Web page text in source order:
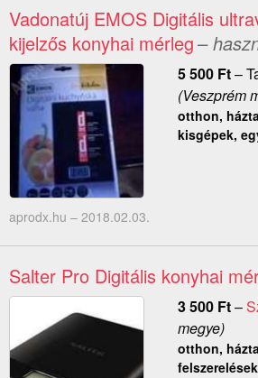
Vadonatúj EMOS Digitális
kijelzős konyhai mérleg–
5 500 Ft–
(Veszprém
otthon,
kisgépek,
aprodx.hu – 2018.02.03.
Salter Pro Digitális konyhai
3 500 Ft–
megye)
otthon,